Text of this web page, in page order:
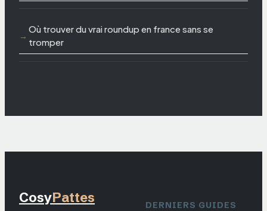
Où trouver du vrai roundup en france sans se
tromper
CosyPattes DERNIERS GUIDES